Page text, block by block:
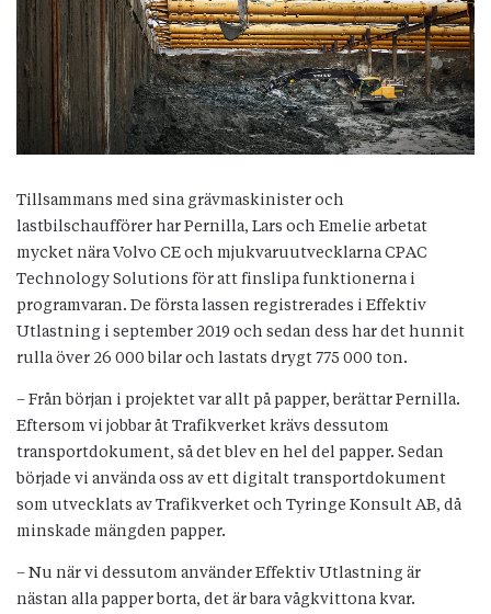
Tillsammans med sina grävmaskinister och
lastbilschaufförer har Pernilla, Lars och Emelie arbetat
mycket nära Volvo CE och mjukvaruutvecklarna CPAC
Technology Solutions för att finslipa funktionerna i
programvaran. De första lassen registrerades i Effektiv
Utlastning i september 2019 och sedan dess har det hunnit
rulla över 26 000 bilar och lastats drygt 775 000 ton.
– Från början i projektet var allt på papper, berättar Pernilla.
Eftersom vi jobbar åt Trafikverket krävs dessutom
transportdokument, så det blev en hel del papper. Sedan
började vi använda oss av ett digitalt transportdokument
som utvecklats av Trafikverket och Tyringe Konsult AB, då
minskade mängden papper.
– Nu när vi dessutom använder Effektiv Utlastning är
nästan alla papper borta, det är bara vågkvittona kvar.